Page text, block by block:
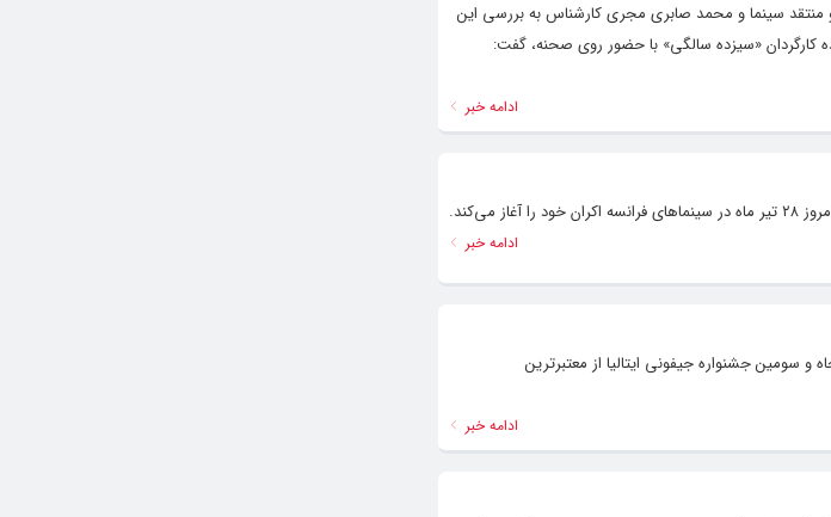
منتقد سینما و محمد صابری مجری کارشناس به بررسی این
کارگردان «سیزده سالگی» با حضور روی صحنه، گفت:
ادامه خبر
ادامه خبر
و سومین جشنواره جیفونی ایتالیا از معتبرترین
ادامه خبر